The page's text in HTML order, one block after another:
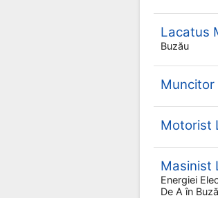
Lacatus
Buzău
Muncitor
Motorist
Masinist
Energiei
De A în